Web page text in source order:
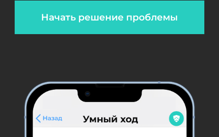
Начать решение проблемы